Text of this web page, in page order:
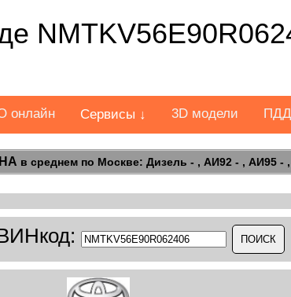
онлайн Сервисы ↓ 3D модели ПДД
в среднем по Москве: Дизель - , АИ92 - , АИ95 -